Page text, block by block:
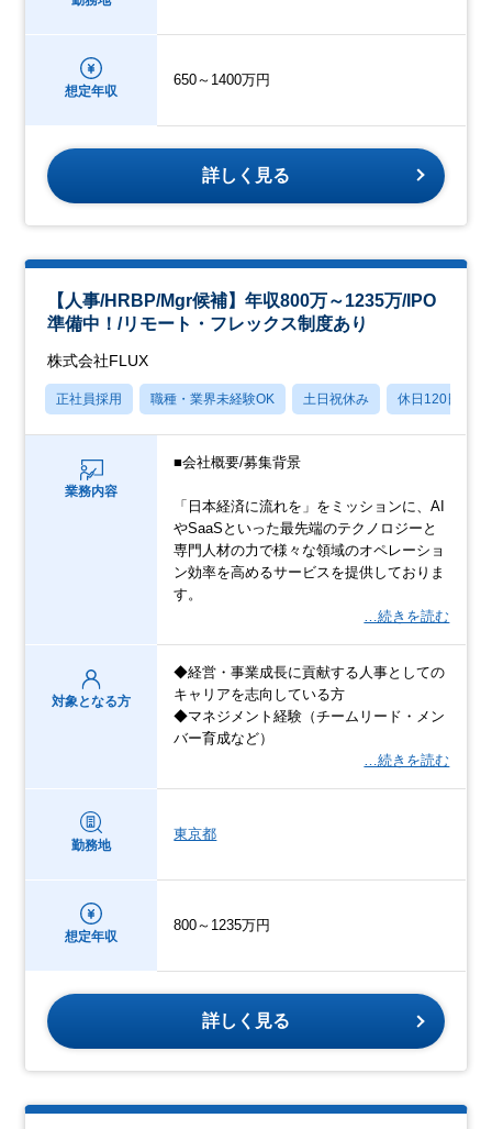
想定年収
650～1400万円
詳しく見る
【人事/HRBP/Mgr候補】年収800万～1235万/IPO
準備中！/リモート・フレックス制度あり
株式会社FLUX
正社員採用 職種・業界未経験OK 土日祝休み 休日120日以上
業務内容
■会社概要/募集背景
「日本経済に流れを」をミッションに、AI
やSaaSといった最先端のテクノロジーと
専門人材の力で様々な領域のオペレーショ
ン効率を高めるサービスを提供しておりま
す。
…続きを読む
対象となる方
◆経営・事業成長に貢献する人事としての
キャリアを志向している方
◆マネジメント経験（チームリード・メン
バー育成など）
…続きを読む
勤務地
東京都
想定年収
800～1235万円
詳しく見る